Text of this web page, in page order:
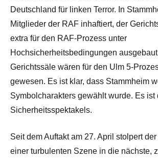
Deutschland für linken Terror. In
Mitglieder der RAF inhaftiert, der
extra für den RAF-Prozess unter
Hochsicherheitsbedingungen
Gerichtssäle wären für den Ulm 5-
gewesen. Es ist klar, dass Stammheim
Symbolcharakters gewählt wurde. Es ist
Sicherheitsspektakels.
Seit dem Auftakt am 27. April stolpert
einer turbulenten Szene in die nächste,